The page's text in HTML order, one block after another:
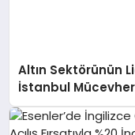
Altın Sektörünün
İstanbul Mücevher